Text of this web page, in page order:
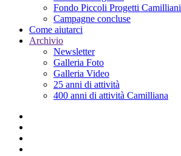
Fondo Piccoli Progetti Camilliani
Campagne concluse
Come aiutarci
Archivio
Newsletter
Galleria Foto
Galleria Video
25 anni di attività
400 anni di attività Camilliana